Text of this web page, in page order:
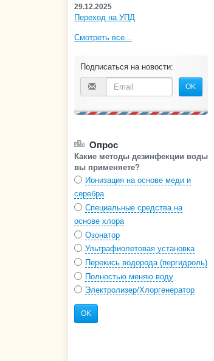
29.12.2025
Переход на УПД
Смотреть все...
Подписаться на новости:
OK
Опрос
Какие методы дезинфекции воды
вы применяете?
Ионизация на основе меди и
серебра
Специальные средства на
основе хлора
Озонатор
Ультрафиолетовая установка
Перекись водорода (пергидроль)
Полностью меняю воду
Электролизер/Хлоргенератор
OK